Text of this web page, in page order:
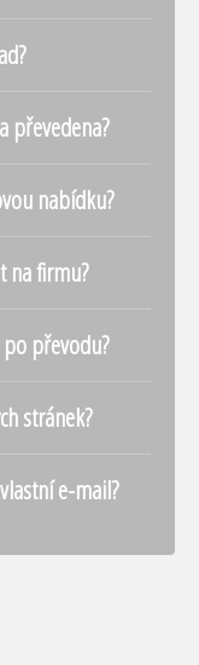
převedena?
nabídku?
na firmu?
převodu?
stránek?
e-mail?